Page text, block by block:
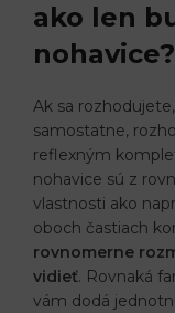
ako len
nohavice?
Ak sa
samostatne,
reflexným
nohavice sú z
vlastnosti ako
oboch častiach
rovnomerne
vidieť. Rovnaká
vám dodá